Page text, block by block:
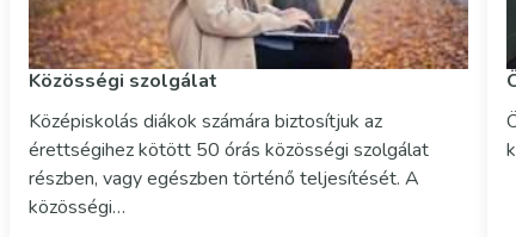
Közösségi szolgálat
Középiskolás diákok számára biztosítjuk az
érettségihez kötött 50 órás közösségi szolgálat
részben, vagy egészben történő teljesítését. A
közösségi…